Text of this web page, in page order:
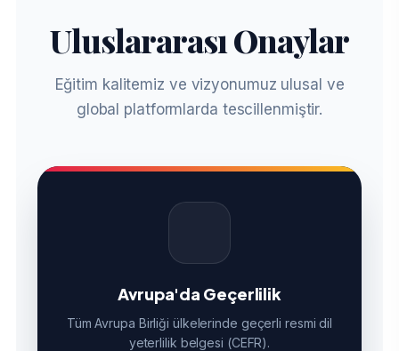
Uluslararası Onaylar
Eğitim kalitemiz ve vizyonumuz ulusal ve
global platformlarda tescillenmiştir.
Avrupa'da Geçerlilik
Tüm Avrupa Birliği ülkelerinde geçerli resmi dil
yeterlilik belgesi (CEFR).